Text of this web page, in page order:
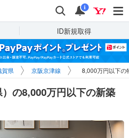
検索 通知
i
ID新規取得
賀県 京阪京津線 8,000万円以下の
の8,000万円以下の新築